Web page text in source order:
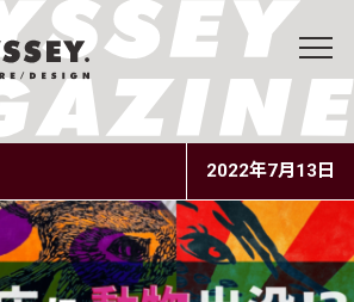
2022年7月13日